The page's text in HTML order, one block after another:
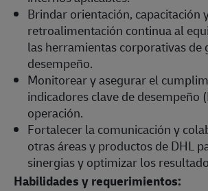
Brindar orientación, capacitación
retroalimentación continua al
las herramientas corporativas de
desempeño.
Monitorear y asegurar el
indicadores clave de desempeño
operación.
Fortalecer la comunicación y
otras áreas y productos de DHL
sinergias y optimizar los
Habilidades y requerimientos: